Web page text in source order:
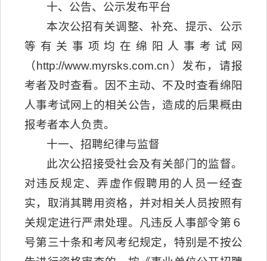
十、公告、公示发布平台
本次公招有关调整、补充、提示、公示
等有关事项均在绵阳人事考试网
（http://www.myrsks.com.cn）发布，请报
考者及时查看。因不主动、不及时查看绵阳
人事考试网上的相关公告，造成的后果概由
报考者本人负责。
十一、招聘纪律与监督
此次公招接受社会及有关部门的监督。
对违反规定、弄虚作假聘用的人员一经查
实，取消其聘用资格，并对相关人员按照有
关规定进行严肃处理。凡违反人事部令第６
号第三十条和考风考纪规定，特别是不按公